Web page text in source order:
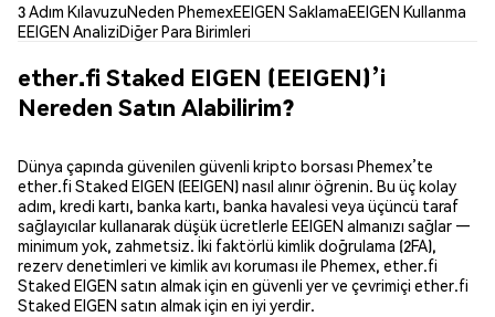
3 Adım KılavuzuNeden PhemexEEIGEN SaklamaEEIGEN Kullanma
EEIGEN AnaliziDiğer Para Birimleri
ether.fi Staked EIGEN (EEIGEN)’i
Nereden Satın Alabilirim?
Dünya çapında güvenilen güvenli kripto borsası Phemex’te
ether.fi Staked EIGEN (EEIGEN) nasıl alınır öğrenin. Bu üç kolay
adım, kredi kartı, banka kartı, banka havalesi veya üçüncü taraf
sağlayıcılar kullanarak düşük ücretlerle EEIGEN almanızı sağlar —
minimum yok, zahmetsiz. İki faktörlü kimlik doğrulama (2FA),
rezerv denetimleri ve kimlik avı koruması ile Phemex, ether.fi
Staked EIGEN satın almak için en güvenli yer ve çevrimiçi ether.fi
Staked EIGEN satın almak için en iyi yerdir.